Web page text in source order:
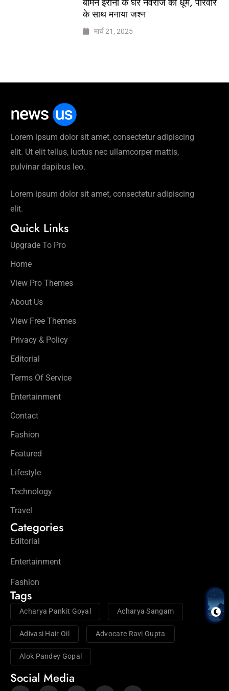
के साथ मनाया जश्न
मार्च 21, 2025
Lorem ipsum dolor sit amet, consectetur adipiscing
elit. Ut elit tellus, luctus nec ullamcorper mattis,
pulvinar dapibus leo.
Lorem ipsum dolor sit amet, consectetur adipiscing
elit.
Quick Links
Upgrade To Pro
Home
View Pro Themes
About Us
View Free Themes
Privacy & Policy
Editorial
Terms Of Service
Entertainment
Contact
Fashion
Featured
Lifestyle
Technology
Travel
Categories
Editorial
Entertainment
Fashion
Tags
Acharya Pankit Goyal Acharya Sangam
Adivasi Hair Oil Advocate Ravi Gupta
Alok Pandey Gopal
Social Media